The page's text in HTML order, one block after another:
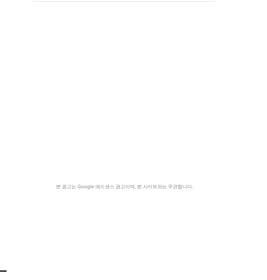
본 광고는 Google 애드센스 광고이며, 본 사이트와는 무관합니다.